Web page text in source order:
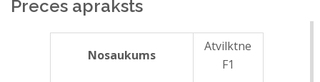
Preces apraksts
Nosaukums
Atvilktne
F1